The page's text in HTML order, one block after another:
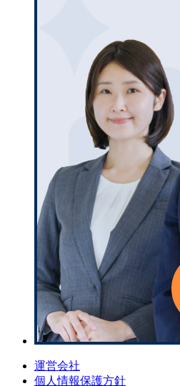
運営会社
個人情報保護方針